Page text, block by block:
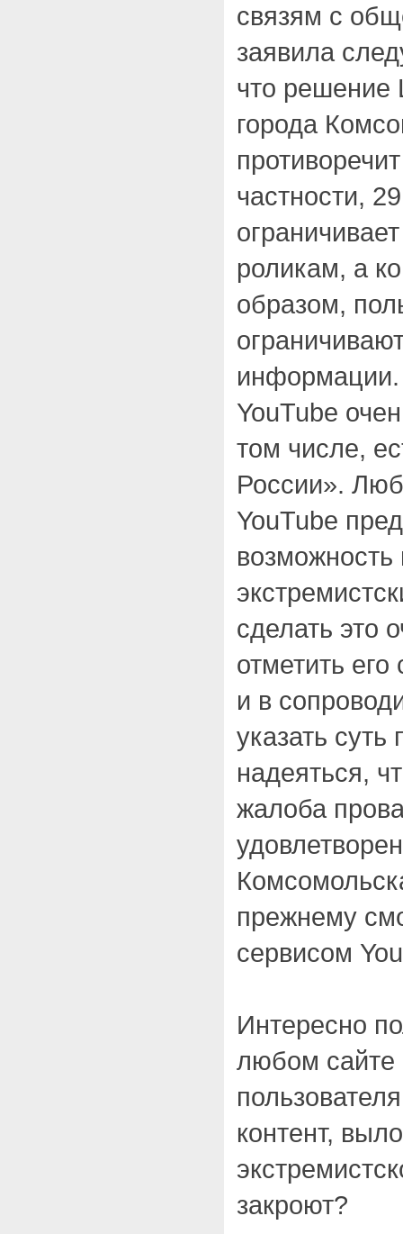
связям с
заявила
что решение
города
частности,
роликам, а
образом,
информации.
YouTube
том числе,
России».
YouTube
возможность
сделать это
отметить
и в
указать суть
надеяться,
жалоба
прежнему
сервисом
Интересно
любом сайте
контент,
закроют?